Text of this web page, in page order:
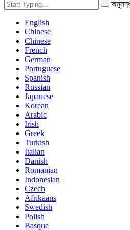
English
Chinese
Chinese
French
German
Portuguese
Spanish
Russian
Japanese
Korean
Arabic
Irish
Greek
Turkish
Italian
Danish
Romanian
Indonesian
Czech
Afrikaans
Swedish
Polish
Basque